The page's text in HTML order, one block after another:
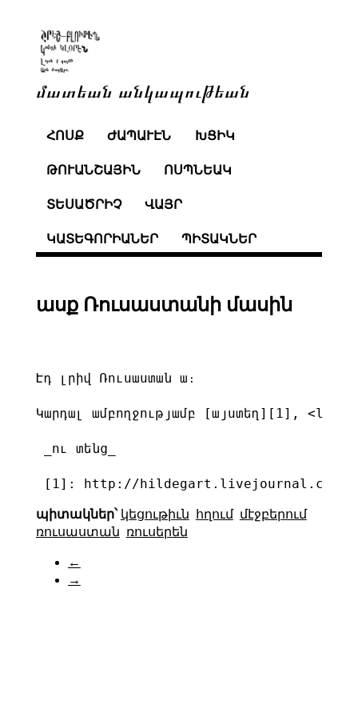
մատեան անկապութեան
ՀՈՍՔ ԺԱՊԱՒԷՆ ԽՑԻԿ
ԹՈՒԱՆՇԱՅԻՆ ՈՍՊՆԵԱԿ
ՏԵՍԱԾՐԻՉ ՎԱՅՐ
ԿԱՏԵԳՈՐԻԱՆԵՐ ՊԻՏԱԿՆԵՐ
ասք Ռուսաստանի մասին
Էդ լրիվ Ռուսաստան ա։
Կարդալ ամբողջությամբ [այստեղ][1], <lj
_ու տենց_
[1]: http://hildegart.livejournal.com/
պիտակներ՝ կեցութիւն հղում մէջբերում
ռուսաստան ռուսերեն
←
→